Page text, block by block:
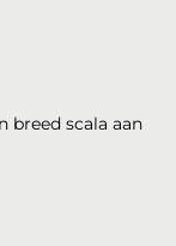
breed scala aan